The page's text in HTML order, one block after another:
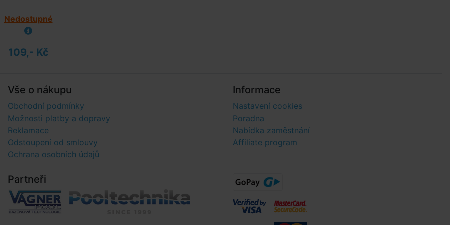
Nedostupné
109,- Kč
Vše o nákupu
Obchodní podmínky
Možnosti platby a dopravy
Reklamace
Odstoupení od smlouvy
Ochrana osobních údajů
Informace
Nastavení cookies
Poradna
Nabídka zaměstnání
Affiliate program
Partneři